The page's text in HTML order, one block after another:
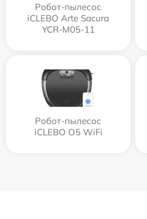
Робот-пылесос
iCLEBO Arte Sacura
YCR-M05-11
Робот-пылесос
iCLEBO O5 WiFi